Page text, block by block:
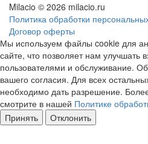
Milacio © 2026 milacio.ru
Политика обработки
Договор оферты
Мы используем файлы cookie для
сайте, что позволяет нам улучшать
пользователями и обслуживание.
вашего согласия. Для всех
необходимо дать разрешение.
смотрите в нашей Политике
Принять
Отклонить